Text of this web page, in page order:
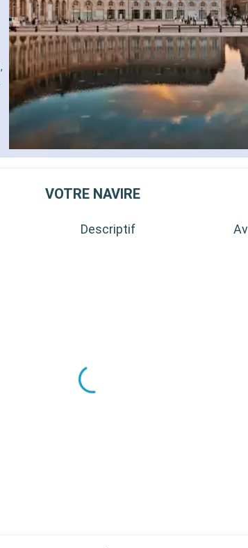
VOTRE NAVIRE
Descriptif